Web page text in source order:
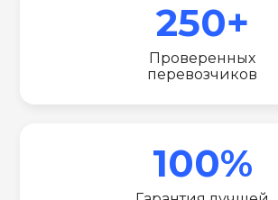
250+
Проверенных
перевозчиков
100%